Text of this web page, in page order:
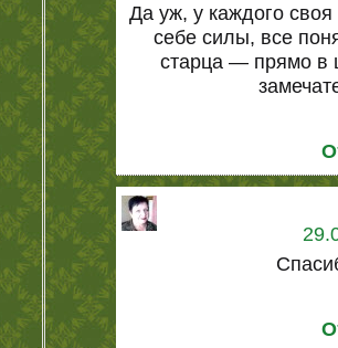
Да уж, у каждого
себе силы, все
старца — прямо в